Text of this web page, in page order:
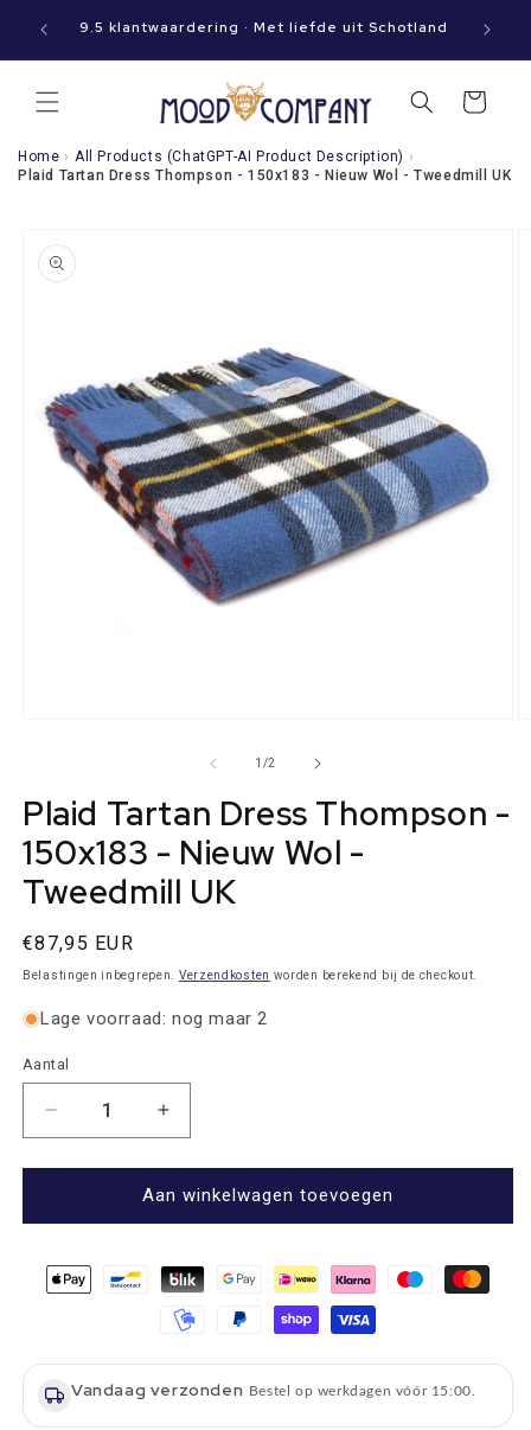
naar de
jouw 9.5 klantwaardering · Met liefde uit Schotland
Winkelwagen
Home › All Products (ChatGPT-AI Product Description) ›
Plaid Tartan Dress Thompson - 150x183 - Nieuw Wol - Tweedmill UK
modaal
1 /van
2
Plaid Tartan Dress Thompson -
150x183 - Nieuw Wol -
Tweedmill UK
Normale
prijs
€87,95 EUR
Belastingen inbegrepen. Verzendkosten worden berekend bij de checkout.
Lage voorraad: nog maar 2
Aantal
Aantal
Aantal
verlagen
voor
Tartan
Thompson
-
Nieuw
Wol
Aantal
verhogen
voor
Plaid
Tartan
Thompson
-
150x183
Nieuw
Wol
Aan winkelwagen toevoegen
Vandaag verzonden Bestel op werkdagen vóór 15:00.